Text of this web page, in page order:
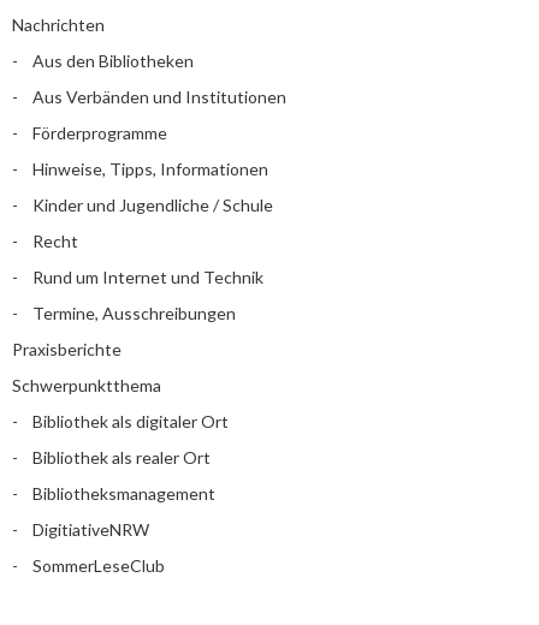
Nachrichten
Aus den Bibliotheken
Aus Verbänden und Institutionen
Förderprogramme
Hinweise, Tipps, Informationen
Kinder und Jugendliche / Schule
Recht
Rund um Internet und Technik
Termine, Ausschreibungen
Praxisberichte
Schwerpunktthema
Bibliothek als digitaler Ort
Bibliothek als realer Ort
Bibliotheksmanagement
DigitiativeNRW
SommerLeseClub